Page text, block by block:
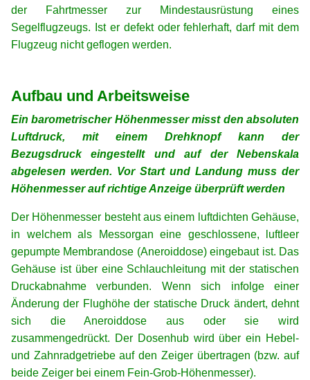
der Fahrtmesser zur Mindestausrüstung eines
Segelflugzeugs. Ist er defekt oder fehlerhaft, darf mit dem
Flugzeug nicht geflogen werden.
Aufbau und Arbeitsweise
Ein barometrischer Höhenmesser misst den absoluten
Luftdruck, mit einem Drehknopf kann der
Bezugsdruck eingestellt und auf der Nebenskala
abgelesen werden. Vor Start und Landung muss der
Höhenmesser auf richtige Anzeige überprüft werden
Der Höhenmesser besteht aus einem luftdichten Gehäuse,
in welchem als Messorgan eine geschlossene, luftleer
gepumpte Membrandose (Aneroiddose) eingebaut ist. Das
Gehäuse ist über eine Schlauchleitung mit der statischen
Druckabnahme verbunden. Wenn sich infolge einer
Änderung der Flughöhe der statische Druck ändert, dehnt
sich die Aneroiddose aus oder sie wird
zusammengedrückt. Der Dosenhub wird über ein Hebel-
und Zahnradgetriebe auf den Zeiger übertragen (bzw. auf
beide Zeiger bei einem Fein-Grob-Höhenmesser).